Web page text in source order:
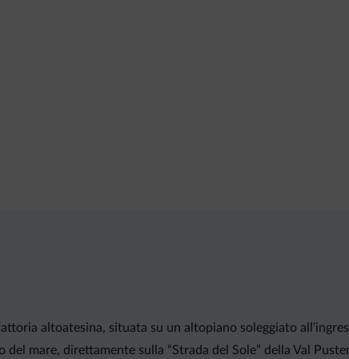
altoatesina, situata su un altopiano soleggiato
mare, direttamente sulla “Strada del Sole” della Val